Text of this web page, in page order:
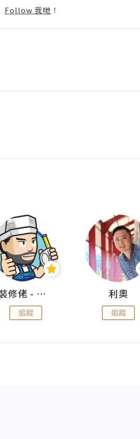
Follow 我哋 ！
裝修佬 - 香港一站式網上裝修平台
追蹤
利奧
追蹤